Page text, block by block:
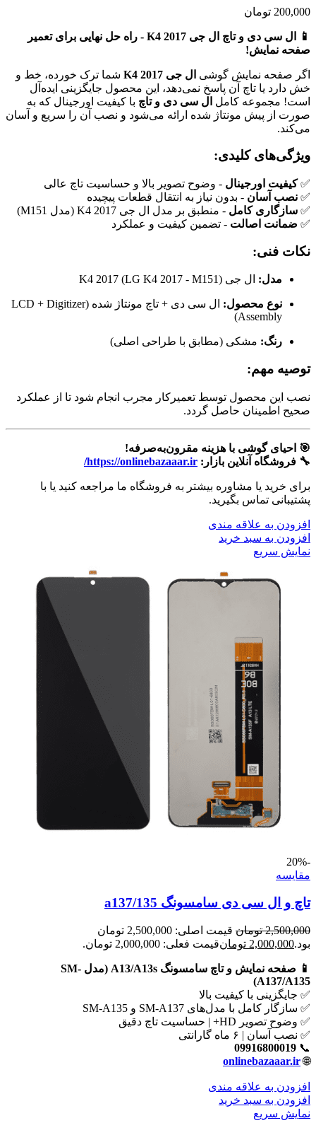
200,000 تومان
📱 ال سی دی و تاچ ال جی K4 2017 - راه حل نهایی برای تعمیر
صفحه نمایش!
اگر صفحه نمایش گوشی ال جی K4 2017
شما ترک خورده، خط و
خش دارد یا تاچ آن پاسخ نمی‌دهد، این محصول جایگزینی ایده‌آل
است! مجموعه کامل ال سی دی و تاچ با کیفیت اورجینال که به
صورت از پیش مونتاژ شده ارائه می‌شود و نصب آن را سریع و آسان
می‌کند.
ویژگی‌های کلیدی:
✅کیفیت اورجینال - وضوح تصویر بالا و حساسیت تاچ عالی
✅ نصب آسان - بدون نیاز به انتقال قطعات پیچیده
✅ سازگاری کامل - منطبق بر مدل ال جی K4 2017 (مدل M151)
✅ ضمانت اصالت - تضمین کیفیت و عملکرد
نکات فنی:
مدل: ال جی K4 2017 (LG K4 2017 - M151)
نوع محصول:
ال سی دی + تاچ مونتاژ شده (LCD + Digitizer
Assembly)
رنگ: مشکی (مطابق با طراحی اصلی)
توصیه مهم:
نصب این محصول توسط تعمیرکار مجرب انجام شود تا از عملکرد
صحیح اطمینان حاصل گردد.
🎯 احیای گوشی با هزینه مقرون‌به‌صرفه!
🔧 فروشگاه آنلاین بازار: https://onlinebazaaar.ir/
برای خرید یا مشاوره بیشتر به فروشگاه ما مراجعه کنید یا با
پشتیبانی تماس بگیرید.
افزودن به علاقه مندی
افزودن به سبد خرید
نمایش سریع
-20%
مقايسه
تاچ و ال سی دی سامسونگ a137/135
2,500,000 تومان
قیمت اصلی: 2,500,000 تومان
بود.2,000,000 تومانقیمت فعلی: 2,000,000 تومان.
📱 صفحه نمایش و تاچ سامسونگ A13/A13s (مدل SM-
A137/A135)
✅ جایگزینی با کیفیت بالا
✅ سازگار کامل با مدل‌های SM-A137 و SM-A135
✅ وضوح تصویر HD+ | حساسیت تاچ دقیق
✅ نصب آسان | ۶ ماه گارانتی
📞
09916800019
🌐
onlinebazaaar.ir
افزودن به علاقه مندی
افزودن به سبد خرید
نمایش سریع